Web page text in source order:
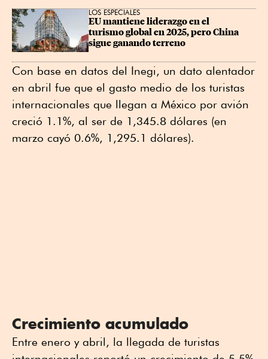
LOS ESPECIALES
EU mantiene liderazgo en el
turismo global en 2025, pero China
sigue ganando terreno
Con base en datos del Inegi, un dato alentador
en abril fue que el gasto medio de los turistas
internacionales que llegan a México por avión
creció 1.1%, al ser de 1,345.8 dólares (en
marzo cayó 0.6%, 1,295.1 dólares).
Crecimiento acumulado
Entre enero y abril, la llegada de turistas